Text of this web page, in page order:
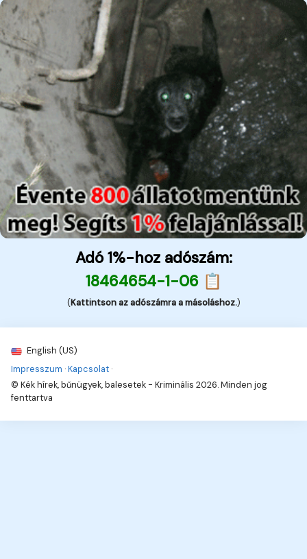
Adó 1%-hoz adószám:
18464654-1-06 📋
(Kattintson az adószámra a másoláshoz.)
English (US)
Impresszum ·Kapcsolat ·
© Kék hírek, bűnügyek, balesetek - Kriminális 2026. Minden jog
fenttartva